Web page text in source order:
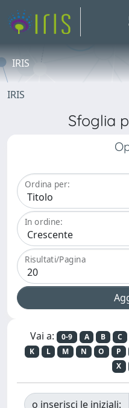
IRIS
IRIS
Sfoglia
Ordina per:
In ordine:
Risultati/Pagina
Vai a: 0-9 A B C
K
L M N O P
X
o inserisci le iniziali: